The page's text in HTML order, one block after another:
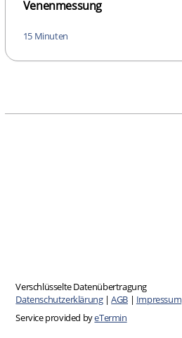
Venenmessung
15 Minuten
Service provided byeTermin
Verschlüsselte Datenübertragung
Datenschutzerklärung|AGB | Impressum